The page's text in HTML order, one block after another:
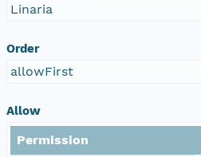
Linaria
Order
allowFirst
Allow
Permission